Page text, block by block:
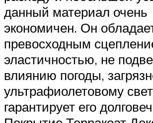
данный материал очень
экономичен. Он
превосходным
эластичностью, не
влиянию погоды,
ультрафиолетовому
гарантирует его